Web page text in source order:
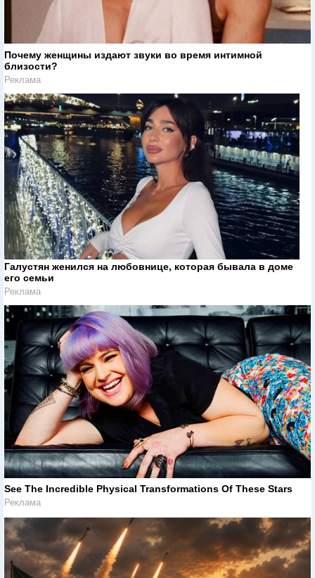
Почему женщины издают звуки во время интимной
близости?
Реклама
Галустян женился на любовнице, которая бывала в доме
его семьи
Реклама
See The Incredible Physical Transformations Of These Stars
Реклама